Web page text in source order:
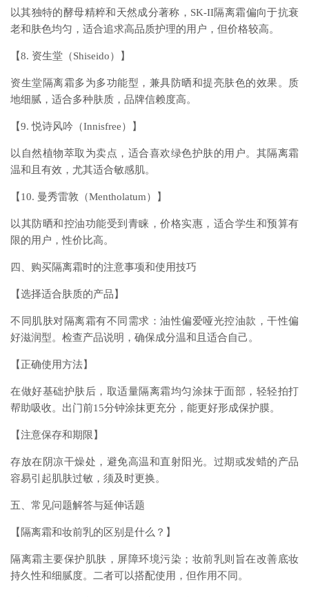
以其独特的酵母精粹和天然成分著称，SK-II隔离霜偏向于抗衰
老和肤色均匀，适合追求高品质护理的用户，但价格较高。
【8. 资生堂（Shiseido）】
资生堂隔离霜多为多功能型，兼具防晒和提亮肤色的效果。质
地细腻，适合多种肤质，品牌信赖度高。
【9. 悦诗风吟（Innisfree）】
以自然植物萃取为卖点，适合喜欢绿色护肤的用户。其隔离霜
温和且有效，尤其适合敏感肌。
【10. 曼秀雷敦（Mentholatum）】
以其防晒和控油功能受到青睐，价格实惠，适合学生和预算有
限的用户，性价比高。
四、购买隔离霜时的注意事项和使用技巧
【选择适合肤质的产品】
不同肌肤对隔离霜有不同需求：油性偏爱哑光控油款，干性偏
好滋润型。检查产品说明，确保成分温和且适合自己。
【正确使用方法】
在做好基础护肤后，取适量隔离霜均匀涂抹于面部，轻轻拍打
帮助吸收。出门前15分钟涂抹更充分，能更好形成保护膜。
【注意保存和期限】
存放在阴凉干燥处，避免高温和直射阳光。过期或发蜡的产品
容易引起肌肤过敏，须及时更换。
五、常见问题解答与延伸话题
【隔离霜和妆前乳的区别是什么？】
隔离霜主要保护肌肤，屏障环境污染；妆前乳则旨在改善底妆
持久性和细腻度。二者可以搭配使用，但作用不同。